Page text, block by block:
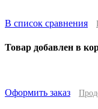
В список сравнения
Товар добавлен в
Оформить заказ